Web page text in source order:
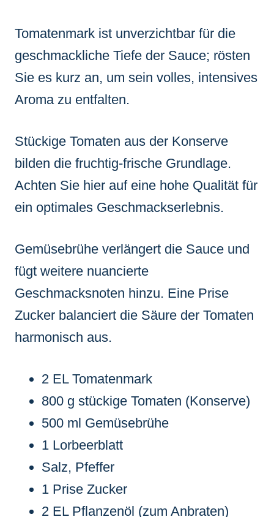
Tomatenmark ist unverzichtbar für die
geschmackliche Tiefe der Sauce; rösten
Sie es kurz an, um sein volles, intensives
Aroma zu entfalten.
Stückige Tomaten aus der Konserve
bilden die fruchtig-frische Grundlage.
Achten Sie hier auf eine hohe Qualität für
ein optimales Geschmackserlebnis.
Gemüsebrühe verlängert die Sauce und
fügt weitere nuancierte
Geschmacksnoten hinzu. Eine Prise
Zucker balanciert die Säure der Tomaten
harmonisch aus.
2 EL Tomatenmark
800 g stückige Tomaten (Konserve)
500 ml Gemüsebrühe
1 Lorbeerblatt
Salz, Pfeffer
1 Prise Zucker
2 EL Pflanzenöl (zum Anbraten)